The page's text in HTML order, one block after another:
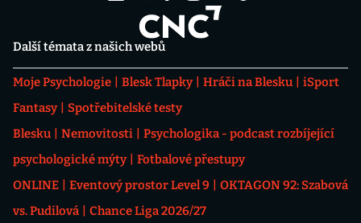
Další témata z našich webů
Moje Psychologie Blesk Tlapky Hráči na Blesku
iSport
Fantasy
Spotřebitelské testy
Blesku
Nemovitosti
Psychologika - podcast rozbíjející
psychologické mýty
Fotbalové přestupy
ONLINE
Eventový prostor Level 9
OKTAGON 92: Szabová
vs. Pudilová
Chance Liga 2026/27